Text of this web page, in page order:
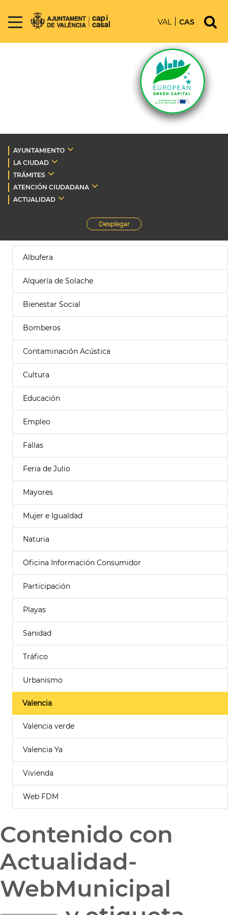
VAL CAS
AYUNTAMIENTO
LA CIUDAD
TRÁMITES
ATENCIÓN CIUDADANA
ACTUALIDAD
Desplegar
Albufera
Alquería de Solache
Bienestar Social
Bomberos
Contaminación Acústica
Cultura
Educación
Empleo
Fallas
Feria de Julio
Mayores
Mujer e Igualdad
Naturia
Oficina Información Consumidor
Participación
Playas
Sanidad
Tráfico
Urbanismo
Valencia
Valencia verde
Valencia Ya
Vivienda
Web FDM
Contenido con
Actualidad-
WebMunicipal